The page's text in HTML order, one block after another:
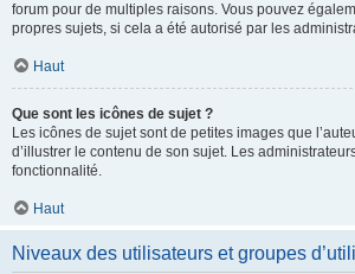
forum pour de multiples raisons. Vous pouvez
propres sujets, si cela a été autorisé par les
Haut
Que sont les icônes de sujet ?
Les icônes de sujet sont de petites images que
d’illustrer le contenu de son sujet. Les
fonctionnalité.
Haut
Niveaux des utilisateurs et groupes